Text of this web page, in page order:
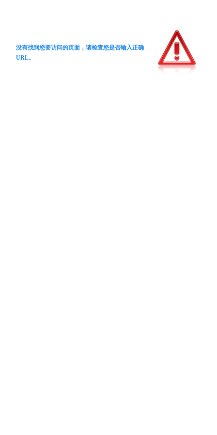
没有找到您要访问的页面，请检查您是否输入正确
URL。